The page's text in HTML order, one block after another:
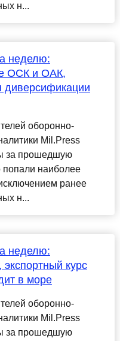
н...
неделю:
ОСК и ОАК,
оборонно-
Mil.Press
за прошедшую
попали наиболее
ранее
н...
неделю:
курс
в море
оборонно-
Mil.Press
за прошедшую